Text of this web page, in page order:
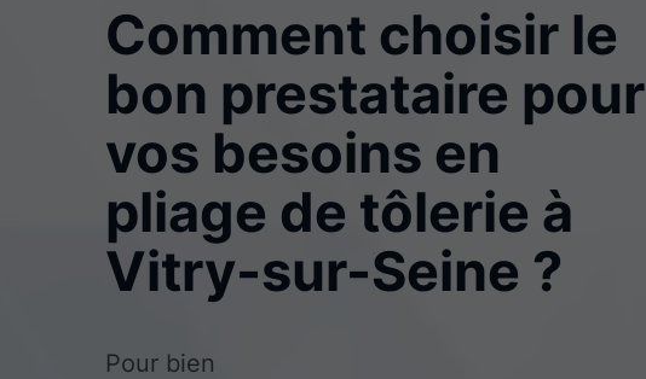
Comment choisir le
bon prestataire pour
vos besoins en
pliage de tôlerie à
Vitry-sur-Seine ?
Pour bien